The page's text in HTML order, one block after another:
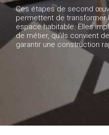
Ces étapes de second
permettent de transformer
espace habitable. Elles
de métier, qu’ils convient
garantir une construction